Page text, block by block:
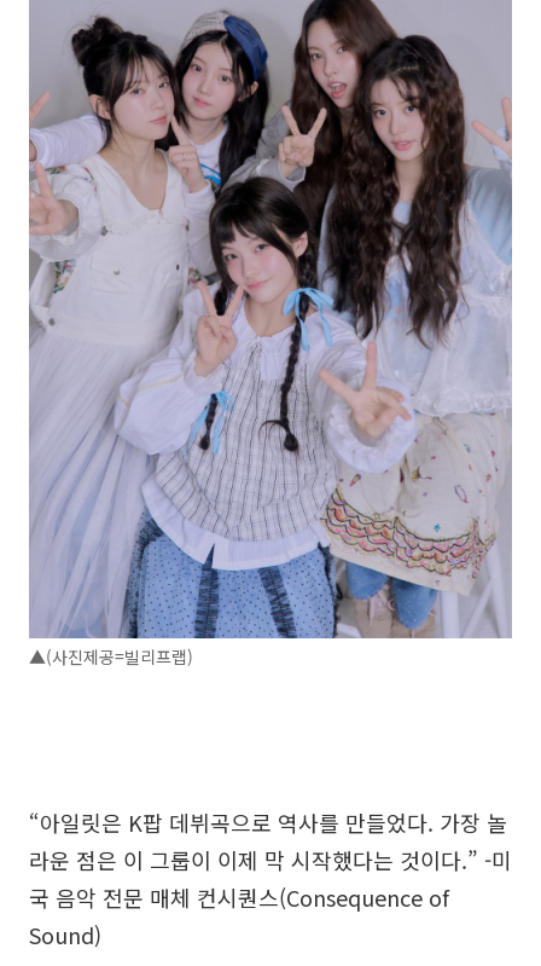
▲(사진제공=빌리프랩)
“아일릿은 K팝 데뷔곡으로 역사를 만들었다. 가장 놀
라운 점은 이 그룹이 이제 막 시작했다는 것이다.” -미
국 음악 전문 매체 컨시퀀스(Consequence of
Sound)